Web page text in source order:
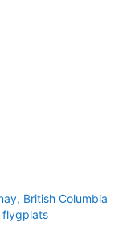
British Columbia
flygplats